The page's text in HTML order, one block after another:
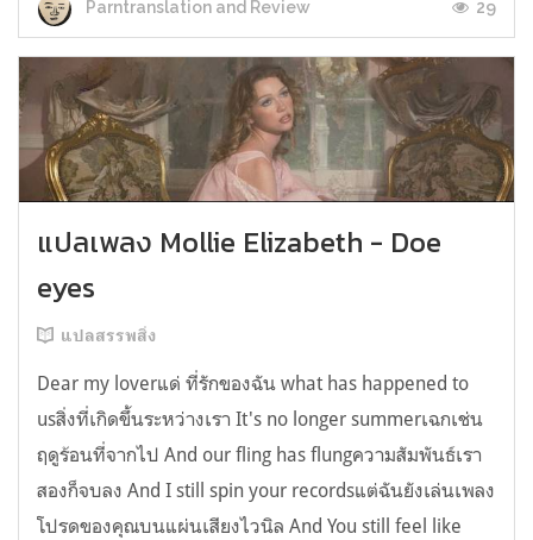
Parntranslation and Review 29
แปลเพลง Mollie Elizabeth - Doe
eyes
แปลสรรพสิ่ง
Dear my loverแด่ ที่รักของฉัน what has happened to
usสิ่งที่เกิดขึ้นระหว่างเรา It's no longer summerเฉกเช่น
ฤดูร้อนที่จากไป And our fling has flungความสัมพันธ์เรา
สองก็จบลง And I still spin your recordsแต่ฉันยังเล่นเพลง
โปรดของคุณบนแผ่นเสียงไวนิล And You still feel like